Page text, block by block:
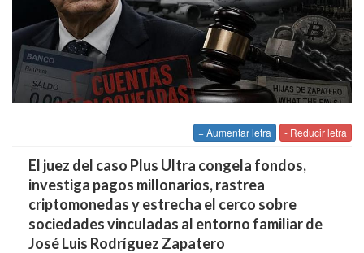
+ Aumentar letra - Reducir letra
El juez del caso Plus Ultra congela fondos,
investiga pagos millonarios, rastrea
criptomonedas y estrecha el cerco sobre
sociedades vinculadas al entorno familiar de
José Luis Rodríguez Zapatero